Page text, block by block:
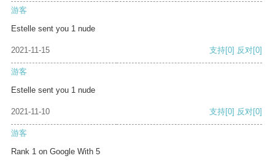
游客
Estelle sent you 1 nude
2021-11-15 支持[0] 反对[0]
游客
Estelle sent you 1 nude
2021-11-10 支持[0] 反对[0]
游客
Rank 1 on Google With 5